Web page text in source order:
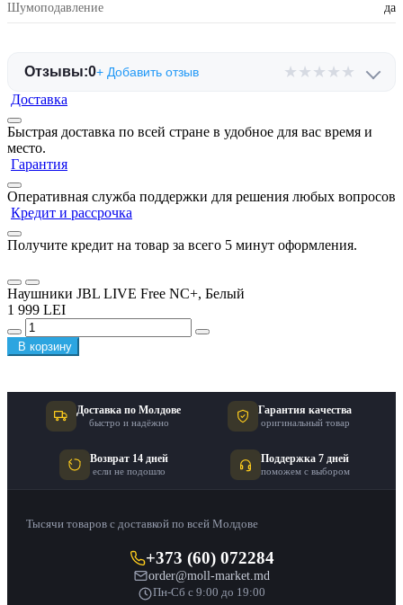
Шумоподавление да
Отзывы:0+ Добавить отзыв ★ ★ ★ ★ ★
Доставка
Быстрая доставка по всей стране в удобное для вас время и
место.
Гарантия
Оперативная служба поддержки для решения любых вопросов
Кредит и рассрочка
Получите кредит на товар за всего 5 минут оформления.
Наушники JBL LIVE Free NC+, Белый
1 999 LEI
В корзину
Доставка по Молдове
быстро и надёжно
Гарантия качества
оригинальный товар
Возврат 14 дней
если не подошло
Поддержка 7 дней
поможем с выбором
Тысячи товаров с доставкой по всей Молдове
+373 (60) 072284
order@moll-market.md
Пн-Сб с 9:00 до 19:00